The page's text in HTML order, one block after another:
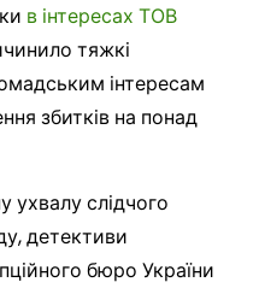
в інтересах ТОВ
тяжкі
інтересам
збитків на понад
ухвалу слідчого
детективи
бюро України